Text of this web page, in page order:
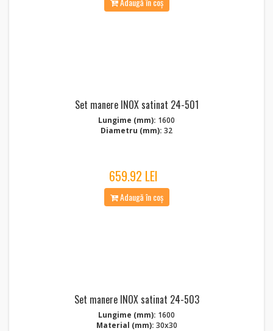
Set manere INOX satinat 24-501
Lungime (mm): 1600
Diametru (mm): 32
659.92 LEI
Adaugă în coș
Set manere INOX satinat 24-503
Lungime (mm): 1600
Material (mm): 30x30